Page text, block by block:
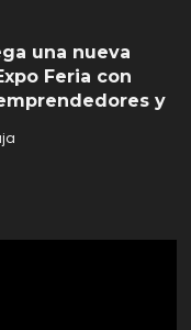
una nueva
Feria con
y